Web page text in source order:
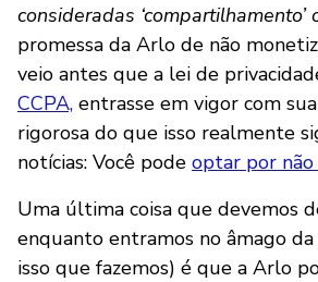
consideradas ‘compartilhamento’
promessa da Arlo de não
veio antes que a lei de
CCPA, entrasse em vigor com
rigorosa do que isso realmente
notícias: Você pode optar por
Uma última coisa que devemos
enquanto entramos no âmago
isso que fazemos) é que a Arlo